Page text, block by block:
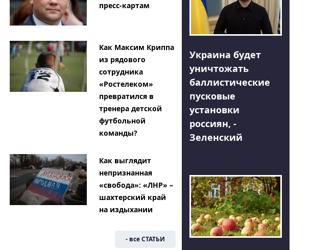
пресс-картам
Как Максим Криппа
из рядового
сотрудника
«Ростелеком»
превратился в
тренера детской
футбольной
команды?
Как выглядит
непризнанная
«свобода»: «ЛНР» –
шахтерский край
на издыхании
- все СТАТЬИ
Украина будет
уничтожать
баллистические
пусковые
установки
россиян, -
Зеленский